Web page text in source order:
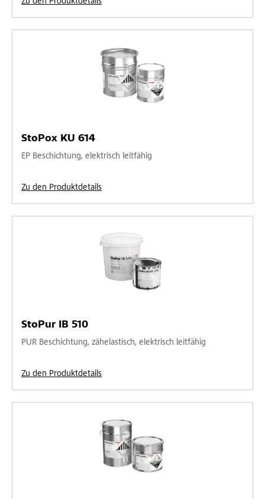
StoPox KU 614
EP Beschichtung, elektrisch leitfähig
Zu den Produktdetails
StoPur IB 510
PUR Beschichtung, zähelastisch, elektrisch leitfähig
Zu den Produktdetails